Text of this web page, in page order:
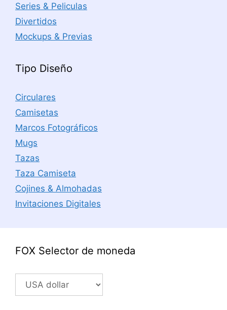
Series & Peliculas
Divertidos
Mockups & Previas
Tipo Diseño
Circulares
Camisetas
Marcos Fotográficos
Mugs
Tazas
Taza Camiseta
Cojines & Almohadas
Invitaciones Digitales
FOX Selector de moneda